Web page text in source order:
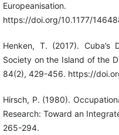
https://doi.org/10.1177/
Henken, T. (2017). Cuba’s
Society on the Island of the
84(2), 429-456. https://
Hirsch, P. (1980).
Research: Toward an
265-294.